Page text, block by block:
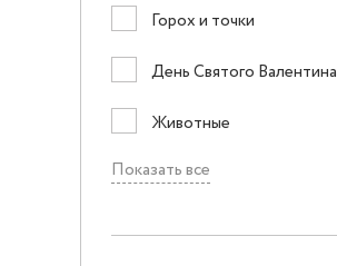
Горох и точки
День Святого Валентина
Животные
Показать все